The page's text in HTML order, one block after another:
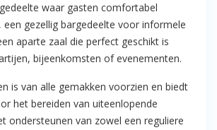
waar gasten comfortabel
een gezellig bargedeelte voor informele
aparte zaal die perfect geschikt is
bijeenkomsten of evenementen.
is van alle gemakken voorzien en biedt
het bereiden van uiteenlopende
ondersteunen van zowel een reguliere